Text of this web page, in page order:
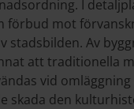
I
förbud mot
stadsbilden. Av
att traditionella
vid omläggning
skada den